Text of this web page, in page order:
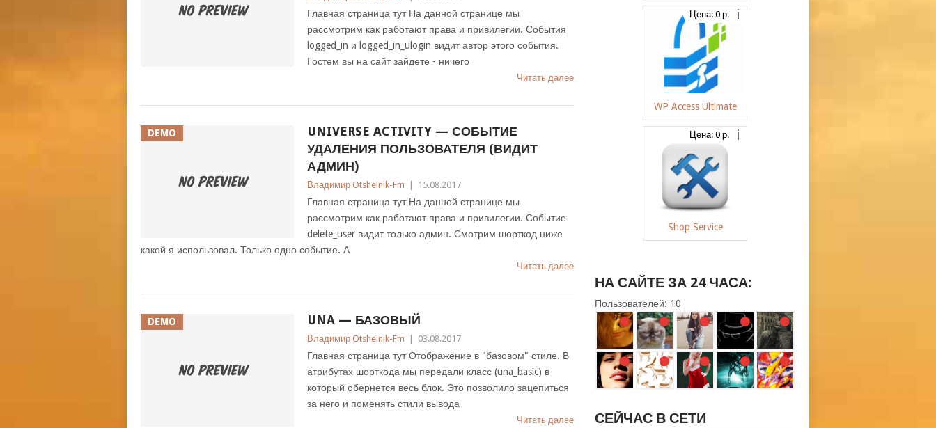
Главная страница тут На данной странице мы
рассмотрим как работают права и привилегии. События
logged_in и logged_in_ulogin видит автор этого события.
Гостем вы на сайт зайдете - ничего
Читать далее
DEMO
UNIVERSE ACTIVITY — СОБЫТИЕ
УДАЛЕНИЯ ПОЛЬЗОВАТЕЛЯ (ВИДИТ
АДМИН)
Владимир Otshelnik-Fm 15.08.2017
Главная страница тут На данной странице мы
рассмотрим как работают права и привилегии. Событие
delete_user видит только админ. Смотрим шорткод ниже
какой я использовал. Только одно событие. А
Читать далее
DEMO UNA — БАЗОВЫЙ
Владимир Otshelnik-Fm 03.08.2017
Главная страница тут Отображение в "базовом" стиле. В
атрибутах шорткода мы передали класс (una_basic) в
который обернется весь блок. Это позволило зацепиться
за него и поменять стили вывода
Читать далее
Цена: 0 р.
WP Access Ultimate
Цена: 0 р.
Shop Service
НА САЙТЕ ЗА 24 ЧАСА:
Пользователей: 10
СЕЙЧАС В СЕТИ